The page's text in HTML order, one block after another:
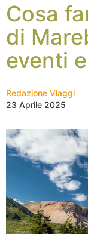
Cosa
di
eventi
Redazione Viaggi
23 Aprile 2025